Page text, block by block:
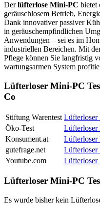
Derlüfterlose Mini-PC bietet
geräuschlosem Betrieb,
Dank innovativer passiver
in geräuschempfindlichen
Anwendungen – sei es im
industriellen Bereichen. Mit
Pflege können Sie langfristig
wartungsarmen System
Lüfterloser Mini-PC
Co
Stiftung Warentest Lüfterloser
Öko-Test
Lüfterloser
Konsument.at
Lüfterloser
gutefrage.net
Lüfterloser
Youtube.com
Lüfterloser
Lüfterloser Mini-PC
Es wurde bisher kein